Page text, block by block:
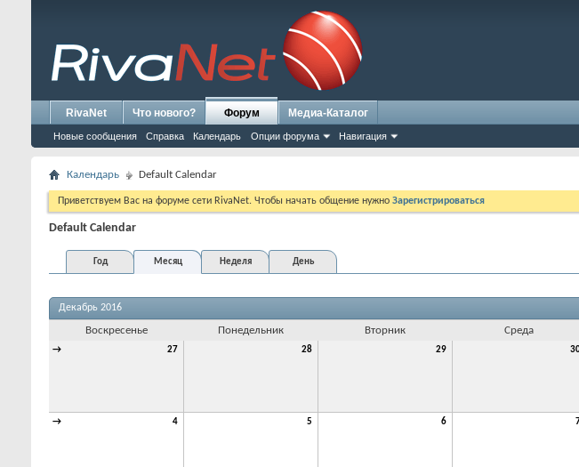
RivaNet Что нового? Форум
Новые сообщения Справка Календарь Опции форума Навигация
Медиа-Каталог
Календарь Default Calendar
Приветствуем Вас на форуме сети RivaNet. Чтобы начать общение нужно Зарегистрироваться
Default Calendar
Год
Месяц Неделя День
Декабрь 2016
Воскресенье Понедельник Вторник Среда
→ 27 28 29
→ 4 5 6 7